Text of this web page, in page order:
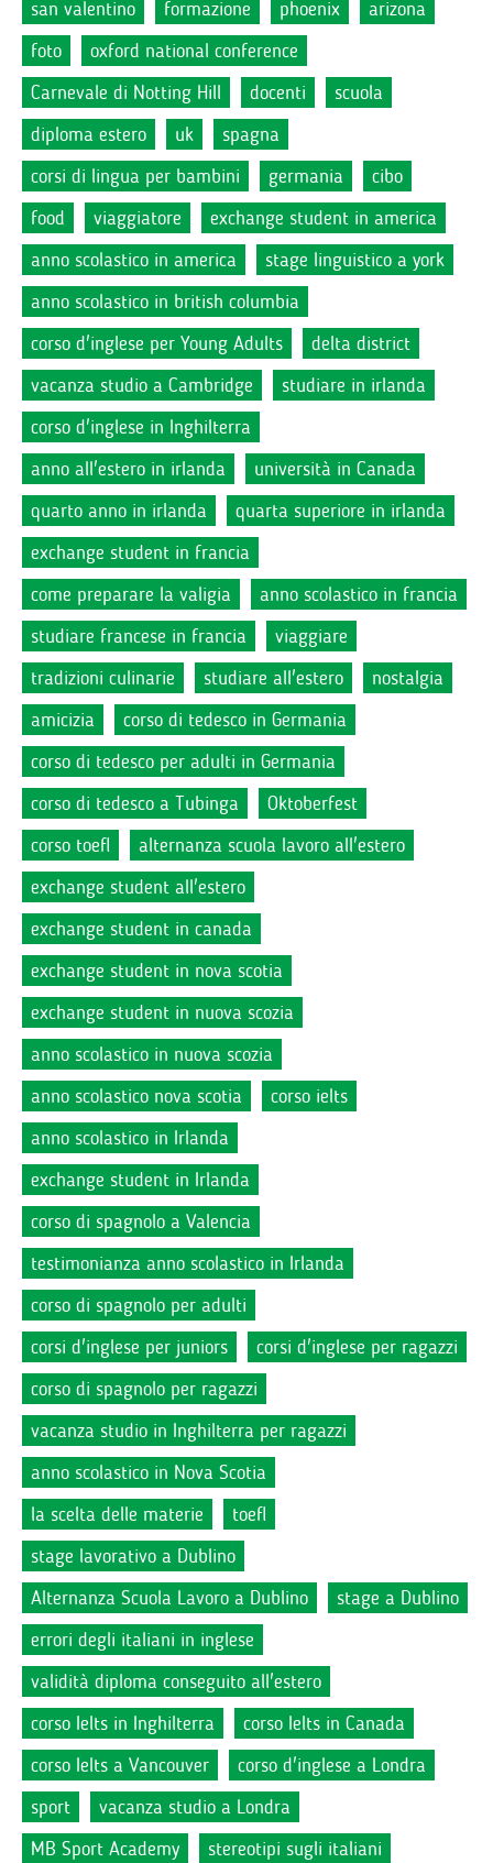
san valentino formazione phoenix
arizona
foto
oxford national conference
Carnevale di Notting Hill
docenti
scuola
diploma estero
uk
spagna
corsi di lingua per bambini
germania
cibo
food
viaggiatore
exchange student in america
anno scolastico in america
stage linguistico a york
anno scolastico in british columbia
corso d'inglese per Young Adults
delta district
vacanza studio a Cambridge
studiare in irlanda
corso d'inglese in Inghilterra
anno all'estero in irlanda
università in Canada
quarto anno in irlanda
quarta superiore in irlanda
exchange student in francia
come preparare la valigia
anno scolastico in francia
studiare francese in francia
viaggiare
tradizioni culinarie
studiare all'estero
nostalgia
amicizia
corso di tedesco in Germania
corso di tedesco per adulti in Germania
corso di tedesco a Tubinga
Oktoberfest
corso toefl
alternanza scuola lavoro all'estero
exchange student all'estero
exchange student in canada
exchange student in nova scotia
exchange student in nuova scozia
anno scolastico in nuova scozia
anno scolastico nova scotia
corso ielts
anno scolastico in Irlanda
exchange student in Irlanda
corso di spagnolo a Valencia
testimonianza anno scolastico in Irlanda
corso di spagnolo per adulti
corsi d'inglese per juniors
corsi d'inglese per ragazzi
corso di spagnolo per ragazzi
vacanza studio in Inghilterra per ragazzi
anno scolastico in Nova Scotia
la scelta delle materie
toefl
stage lavorativo a Dublino
Alternanza Scuola Lavoro a Dublino
stage a Dublino
errori degli italiani in inglese
validità diploma conseguito all'estero
corso Ielts in Inghilterra
corso Ielts in Canada
corso Ielts a Vancouver
corso d'inglese a Londra
sport
vacanza studio a Londra
MB Sport Academy
stereotipi sugli italiani